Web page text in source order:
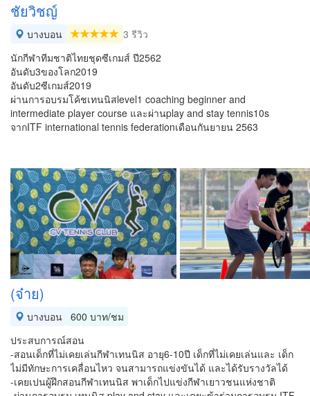
ชัยวิชญ์
บางบอน
3 รีวิว
นักกีฬาทีมชาติไทยชุดซีเกมส์ ปี2562
อันดับ3ของโลก2019
อันดับ2ซีเกมส์2019
ผ่านการอบรมโค้ชเทนนิสlevel1 coaching beginner and
intermediate player course และผ่านplay and stay tennis10s
จากITF international tennis federationเดือนกันยายน 2563
(จ๋าย)
บางบอน 600 บาท/ชม
ประสบการณ์สอน
-สอนเด็กที่ไม่เคยเล่นกีฬาเทนนิส อายุ6-10ปี เด็กที่ไม่เคยเล่นและ เด็ก
ไม่มีทักษะการเคลื่อนไหว จนสามารถแข่งขันได้ และได้รับรางวัลได้
-เคยเปนผู้ฝึกสอนกีฬาเทนนิส พาเด็กไปแข่งกีฬาเยาวชนแห่งชาติ